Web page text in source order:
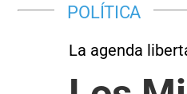
POLÍTICA
La agenda